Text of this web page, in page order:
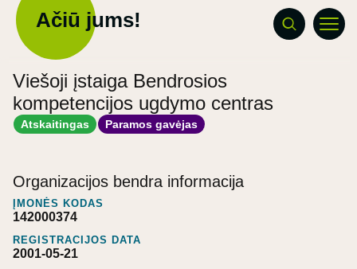
Ačiū jums!
Viešoji įstaiga Bendrosios
kompetencijos ugdymo centras
Atskaitingas Paramos gavėjas
Organizacijos bendra informacija
ĮMONĖS KODAS
142000374
REGISTRACIJOS DATA
2001-05-21